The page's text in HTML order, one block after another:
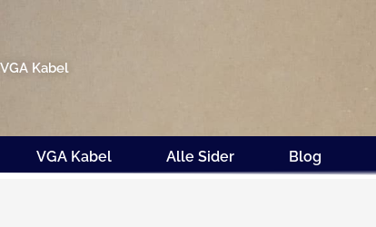
VGA Kabel
VGA Kabel Alle Sider Blog